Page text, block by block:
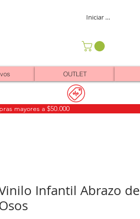
Iniciar sesión
OUTLET
mayores a $50.000
Infantil Abrazo de